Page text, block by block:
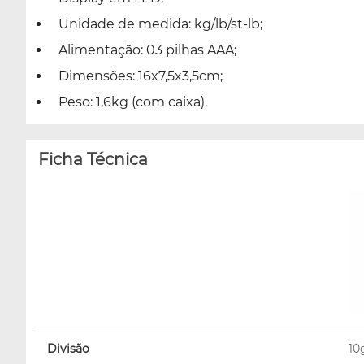
Unidade de medida: kg/lb/st-lb;
Alimentação: 03 pilhas AAA;
Dimensões: 16x7,5x3,5cm;
Peso: 1,6kg (com caixa).
Ficha Técnica
Divisão